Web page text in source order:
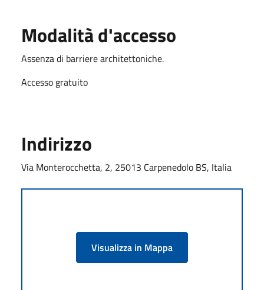
Modalità d'accesso
Assenza di barriere architettoniche.
Accesso gratuito
Indirizzo
Via Monterocchetta, 2, 25013 Carpenedolo BS, Italia
Visualizza in Mappa